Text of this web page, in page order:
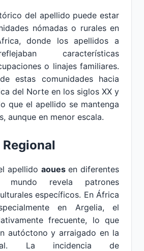
del apellido puede estar
nómadas o rurales en
donde los apellidos a
características
o linajes familiares.
estas comunidades hacia
del Norte en los siglos XX y
que el apellido se mantenga
aunque en menor escala.
apellido aouesen diferentes
mundo revela patrones
específicos. En África
en Argelia, el
frecuente, lo que
autóctono y arraigado en la
La incidencia de